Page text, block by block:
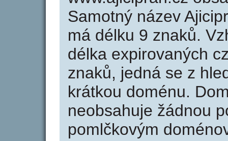
Samotný název
má délku 9 znaků.
délka expirovaných
znaků, jedná se z
krátkou doménu.
neobsahuje žádnou
pomlčkovým